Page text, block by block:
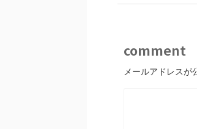
k
comment
メールアドレスが